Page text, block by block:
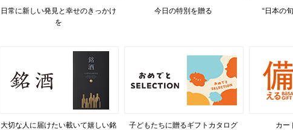
日常に新しい発見と幸せのきっかけ
を
今日の特別を贈る “日本の
大切な人に届けたい載いて嬉しい銘
子どもたちに贈るギフトカタログ カー